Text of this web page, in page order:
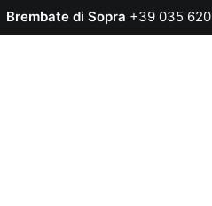
Brembate di Sopra +39 035